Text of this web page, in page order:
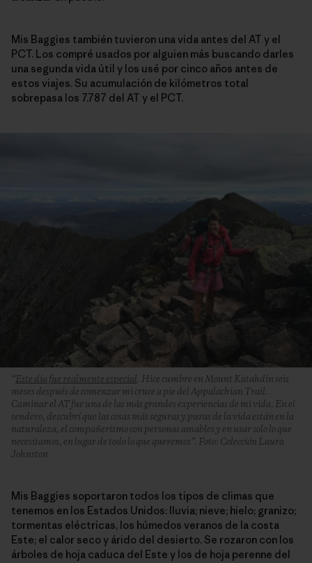
Mis Baggies también tuvieron una vida antes del AT y el
PCT. Los compré usados por alguien más buscando darles
una segunda vida útil y los usé por cinco años antes de
estos viajes. Su acumulación de kilómetros total
sobrepasa los 7.787 del AT y el PCT.
“Este día fue realmente especial. Hice cumbre en Mount Katahdin seis
meses después de comenzar mi cruce a pie del Appalachian Trail.
Caminar el AT fue una de las más grandes experiencias de mi vida. En el
sendero, descubrí que las cosas más seguras y puras de la vida están en la
naturaleza, el compañerismo con personas amables y en usar solo lo que
necesitamos, en lugar de todo lo que queremos”. Foto: Colección Laura
Johnston
Mis Baggies soportaron todos los tipos de climas que
tenemos en los Estados Unidos: lluvia; nieve; hielo; granizo;
tormentas eléctricas, los húmedos veranos de la costa
Este; el calor seco y árido del desierto. Se rozaron con los
árboles de hoja caduca del Este y los de hoja perenne del